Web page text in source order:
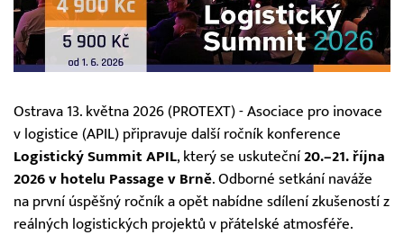
Ostrava 13. května 2026 (PROTEXT) - Asociace pro inovace
v logistice (APIL) připravuje další ročník konference
Logistický Summit APIL, který se uskuteční 20.–21. října
2026 v hotelu Passage v Brně. Odborné setkání naváže
na první úspěšný ročník a opět nabídne sdílení zkušeností z
reálných logistických projektů v přátelské atmosféře.